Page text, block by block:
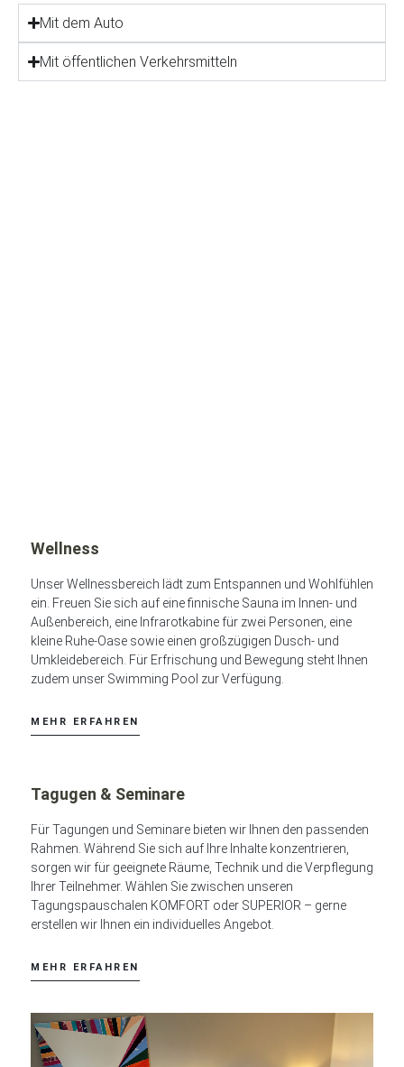
Mit dem Auto
Mit öffentlichen Verkehrsmitteln
Wellness
Unser Wellnessbereich lädt zum Entspannen und Wohlfühlen
ein. Freuen Sie sich auf eine finnische Sauna im Innen- und
Außenbereich, eine Infrarotkabine für zwei Personen, eine
kleine Ruhe-Oase sowie einen großzügigen Dusch- und
Umkleidebereich. Für Erfrischung und Bewegung steht Ihnen
zudem unser Swimming Pool zur Verfügung.
MEHR ERFAHREN
Tagugen & Seminare
Für Tagungen und Seminare bieten wir Ihnen den passenden
Rahmen. Während Sie sich auf Ihre Inhalte konzentrieren,
sorgen wir für geeignete Räume, Technik und die Verpflegung
Ihrer Teilnehmer. Wählen Sie zwischen unseren
Tagungspauschalen KOMFORT oder SUPERIOR – gerne
erstellen wir Ihnen ein individuelles Angebot.
MEHR ERFAHREN